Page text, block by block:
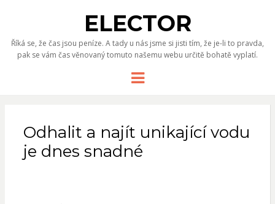
ELECTOR
Říká se, že čas jsou peníze. A tady u nás jsme si jisti tím, že je-li to pravda,
pak se vám čas věnovaný tomuto našemu webu určitě bohatě vyplatí.
Menu
Odhalit a najít unikající vodu
je dnes snadné